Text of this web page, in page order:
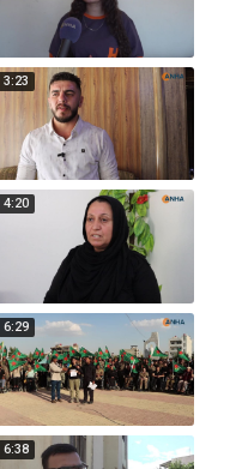
3:23
4:20
6:29
6:38